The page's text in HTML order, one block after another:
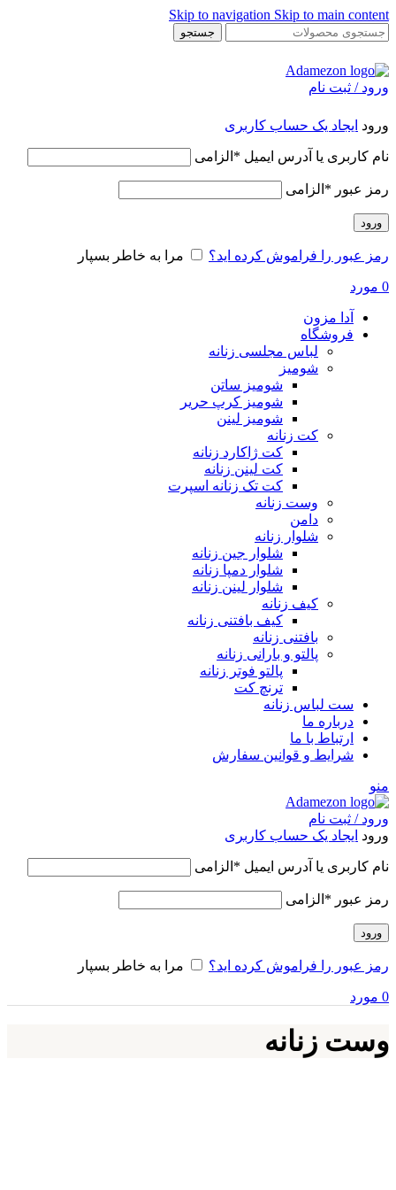
Skip to navigation Skip to main content
جستجو
ورود / ثبت نام
ورود ایجاد یک حساب کاربری
نام کاربری یا آدرس ایمیل * الزامی
رمز عبور * الزامی
ورود
رمز عبور را فراموش کرده اید؟ مرا به خاطر بسپار
0 مورد
آدا مزون
فروشگاه
لباس مجلسی زنانه
شومیز
شومیز ساتن
شومیز کرپ حریر
شومیز لینن
کت زنانه
کت ژاکارد زنانه
کت لینن زنانه
کت تک زنانه اسپرت
وست زنانه
دامن
شلوار زنانه
شلوار جین زنانه
شلوار دمپا زنانه
شلوار لینن زنانه
کیف زنانه
کیف بافتنی زنانه
بافتنی زنانه
پالتو و بارانی زنانه
پالتو فوتر زنانه
ترنچ کت
ست لباس زنانه
درباره ما
ارتباط با ما
شرایط و قوانین سفارش
منو
ورود / ثبت نام
ورود ایجاد یک حساب کاربری
نام کاربری یا آدرس ایمیل * الزامی
رمز عبور * الزامی
ورود
رمز عبور را فراموش کرده اید؟ مرا به خاطر بسپار
0 مورد
وست زنانه